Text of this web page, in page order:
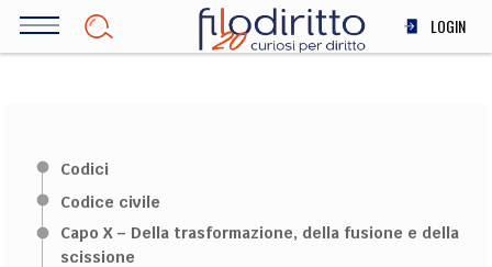
Salta
LOGIN
STORIA E FILOSOFIA
Codici
Codice civile
Capo X – Della trasformazione, della fusione e della
scissione